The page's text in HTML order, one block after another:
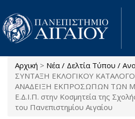
Παράκαμψη προς το κυρίως
Είστε εδώ
Αρχική > Νέα / Δελτία Τύπου /
ΣΥΝΤΑΞΗ ΕΚΛΟΓΙΚΟΥ
ΑΝΑΔΕΙΞΗ ΕΚΠΡΟΣΩΠΩΝ ΤΩΝ
Ε.Δ.Ι.Π. στην Κοσμητεία της
του Πανεπιστημίου Αιγαίου